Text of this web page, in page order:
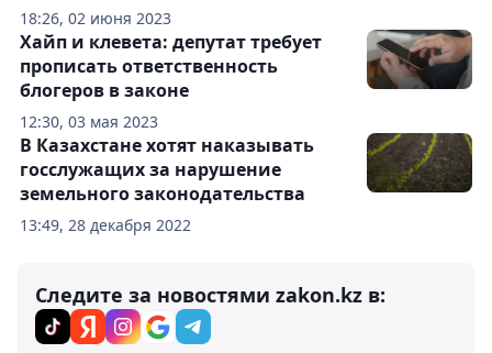
18:26, 02 июня 2023
12:30, 03 мая 2023
Хайп и клевета: депутат требует
прописать ответственность
блогеров в законе
13:49, 28 декабря 2022
В Казахстане хотят наказывать
госслужащих за нарушение
земельного законодательства
Следите за новостями zakon.kz в: